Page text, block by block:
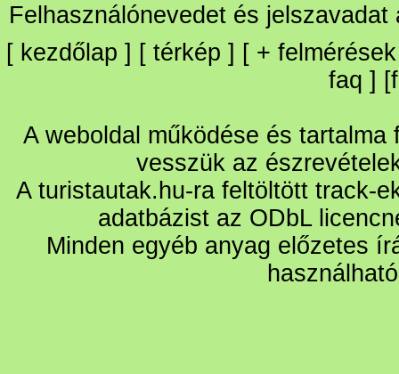
Felhasználónevedet és
[ kezdőlap ] [ térkép ] [ + felmérések
faq ] [
A weboldal működése és
vesszük az
A turistautak.hu-ra feltöltött track-
adatbázist az ODbL
Minden egyéb anyag előzetes